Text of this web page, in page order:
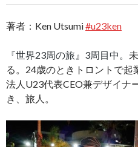
著者：Ken Utsumi#u23ken
『世界23周の旅』3周目中。
る。24歳のときトロントで
法人U23代表CEO兼デザイナ
き、旅人。